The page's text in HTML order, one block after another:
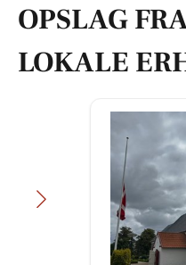
OPSLAG
LOKALE